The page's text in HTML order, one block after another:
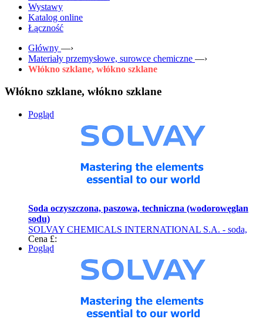
Wystawy
Katalog online
Łączność
Główny —›
Materiały przemysłowe, surowce chemiczne —›
Włókno szklane, włókno szklane
Włókno szklane, włókno szklane
Pogląd
Soda oczyszczona, paszowa, techniczna (wodorowęglan
sodu)
SOLVAY CHEMICALS INTERNATIONAL S.A. - soda,
siarczan baru (produkty chemiczne)
Cena £:
Pogląd